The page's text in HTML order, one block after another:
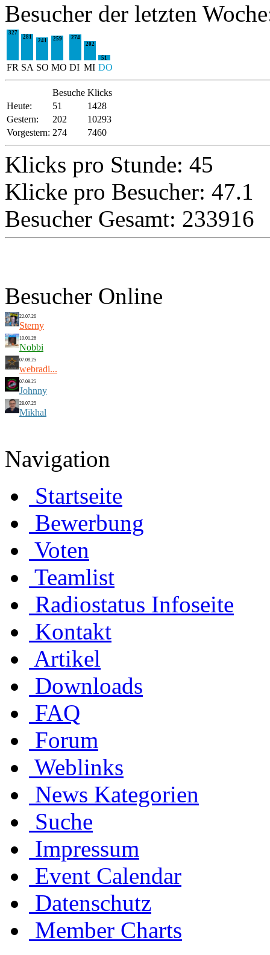
Besucher der letzten
327
281
241 259
274
202
51
FR SA SO MO DI MI DO
Besuche Klicks
Heute:
51
1428
Gestern:
202
10293
Vorgestern: 274 7460
Klicks pro Stunde: 45
Klicke pro Besucher: 47.1
Besucher Gesamt: 233916
Besucher Online
22.07.26
Sterny
10.01.26
Nobbi
07.08.25
webradi...
07.08.25
Johnny
28.07.25
Mikhal
Navigation
Startseite
Bewerbung
Voten
Teamlist
Radiostatus Infoseite
Kontakt
Artikel
Downloads
FAQ
Forum
Weblinks
News Kategorien
Suche
Impressum
Event Calendar
Datenschutz
Member Charts